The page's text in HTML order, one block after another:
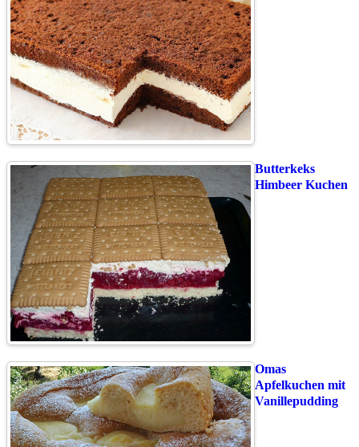
Butterkeks
Himbeer Kuchen
Omas
Apfelkuchen mit
Vanillepudding